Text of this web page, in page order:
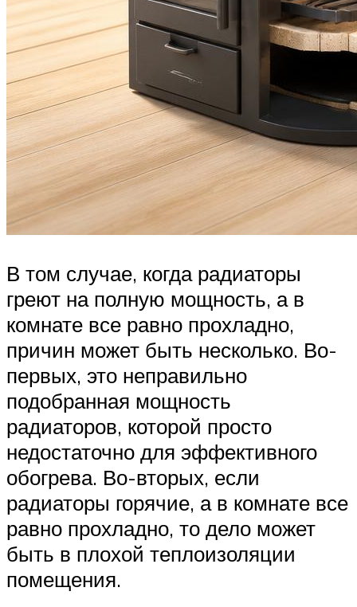
В том случае, когда радиаторы
греют на полную мощность, а в
комнате все равно прохладно,
причин может быть несколько. Во-
первых, это неправильно
подобранная мощность
радиаторов, которой просто
недостаточно для эффективного
обогрева. Во-вторых, если
радиаторы горячие, а в комнате все
равно прохладно, то дело может
быть в плохой теплоизоляции
помещения.